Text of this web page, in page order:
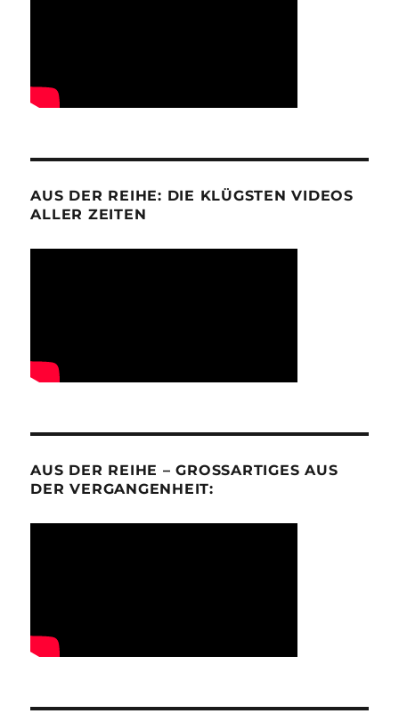
AUS DER REIHE: DIE KLÜGSTEN VIDEOS
ALLER ZEITEN
AUS DER REIHE – GROSSARTIGES AUS D
ER VERGANGENHEIT: